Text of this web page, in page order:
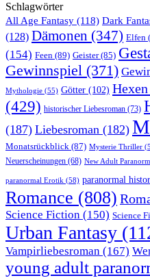
Schlagwörter
All Age Fantasy (118) Dark
(128) Dämonen (347) Elfen
(154) Feen (89) Geister(85)
Gewinnspiel (371)
Mythologie (55) Götter (102) Hexen
(429) historischer Liebesroman (73)
(187) Liebesroman (182)
Monatsrückblick (87) Mysterie Thriller
Neuerscheinungen (68) New Adult
paranormal Erotik (58) paranormal
Romance (808)
Science Fiction (150) Science
Urban Fantasy
Vampirliebesroman (167)
young adult